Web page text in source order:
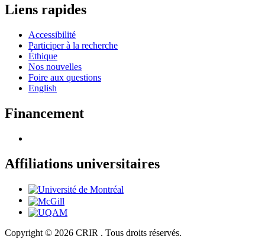
Liens rapides
Accessibilité
Participer à la recherche
Éthique
Nos nouvelles
Foire aux questions
English
Financement
Affiliations universitaires
Copyright © 2026 CRIR . Tous droits réservés.